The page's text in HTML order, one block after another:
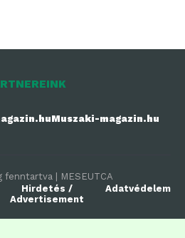
Muszaki-magazin.hu
fenntartva | MESEUTCA
Hirdetés /
Advertisement
Adatvédelem